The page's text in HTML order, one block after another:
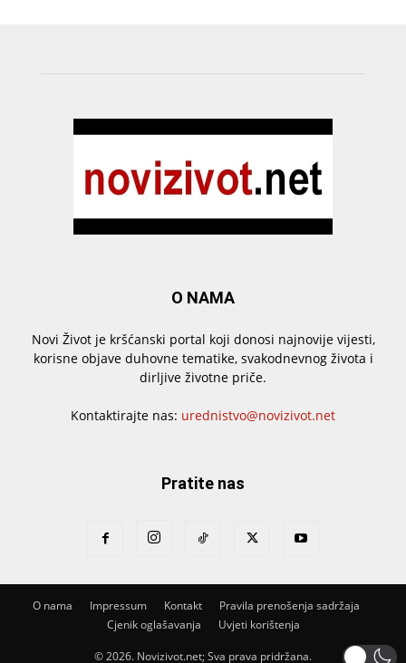
O NAMA
Novi Život je kršćanski portal koji donosi najnovije vijesti,
korisne objave duhovne tematike, svakodnevnog života i
dirljive životne priče.
Kontaktirajte nas: urednistvo@novizivot.net
Pratite nas
O nama Impressum Kontakt
Pravila prenošenja sadržaja
Cjenik oglašavanja
Uvjeti korištenja
© 2026. Novizivot.net; Sva prava pridržana.